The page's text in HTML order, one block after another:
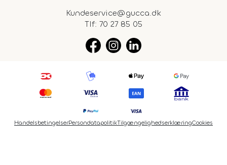
Kundeservice@gucca.dk
Tlf: 70 27 85 05
HandelsbetingelserPersondatapolitikTilgængelighedserklæringCookies